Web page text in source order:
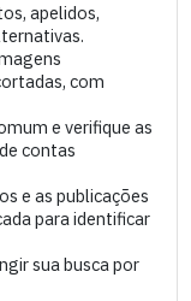
apelidos,
com
e verifique as
contas
e as publicações
para identificar
sua busca por